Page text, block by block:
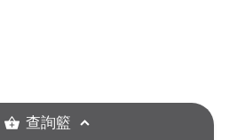
查詢籃